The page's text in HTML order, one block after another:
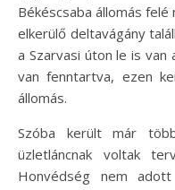
Békéscsaba állomás
elkerülő deltavágány
a Szarvasi úton le is van
van fenntartva, ezen
állomás.
Szóba került már
üzletláncnak voltak
Honvédség nem